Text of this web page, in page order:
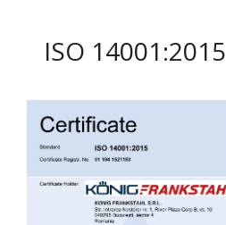
ISO 14001:2015